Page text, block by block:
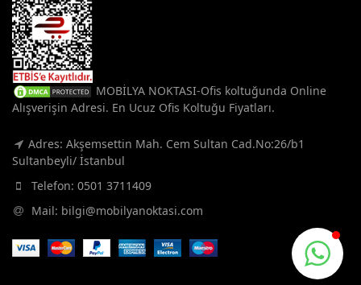
MOBİLYA NOKTASI-Ofis koltuğunda Online
Alışverişin Adresi. En Ucuz Ofis Koltuğu Fiyatları.
Adres: Akşemsettin Mah. Cem Sultan Cad.No:26/b1
Sultanbeyli/ İstanbul
Telefon: 0501 3711409
Mail: bilgi@mobilyanoktasi.com